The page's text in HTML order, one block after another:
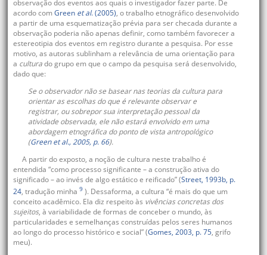
observação dos eventos aos quais o investigador fazer parte. De
acordo comGreen et al. (2005), o trabalho etnográfico desenvolvido
a partir de uma esquematização prévia para ser checada durante a
observação poderia não apenas definir, como também favorecer a
estereotipia dos eventos em registro durante a pesquisa. Por esse
motivo, as autoras sublinham a relevância de uma orientação para
a culturado grupo em que o campo da pesquisa será desenvolvido,
dado que:
Se o observador não se basear nas teorias da cultura para
orientar as escolhas do que é relevante observar e
registrar, ou sobrepor sua interpretação pessoal da
atividade observada, ele não estará envolvido em uma
abordagem etnográfica do ponto de vista antropológico
(Greenet al., 2005, p. 66).
A partir do exposto, a noção de cultura neste trabalho é
entendida “como processo significante – a construção ativa do
significado – ao invés de algo estático e reificado” (Street, 1993b, p.
24, tradução minha 9 ). Dessaforma, a cultura “é mais do que um
conceito acadêmico. Ela diz respeito às vivências concretas dos
sujeitos, à variabilidade de formas de conceber o mundo, às
particularidades e semelhanças construídas pelos seres humanos
ao longo do processo histórico e social” (Gomes, 2003, p. 75, grifo
meu).